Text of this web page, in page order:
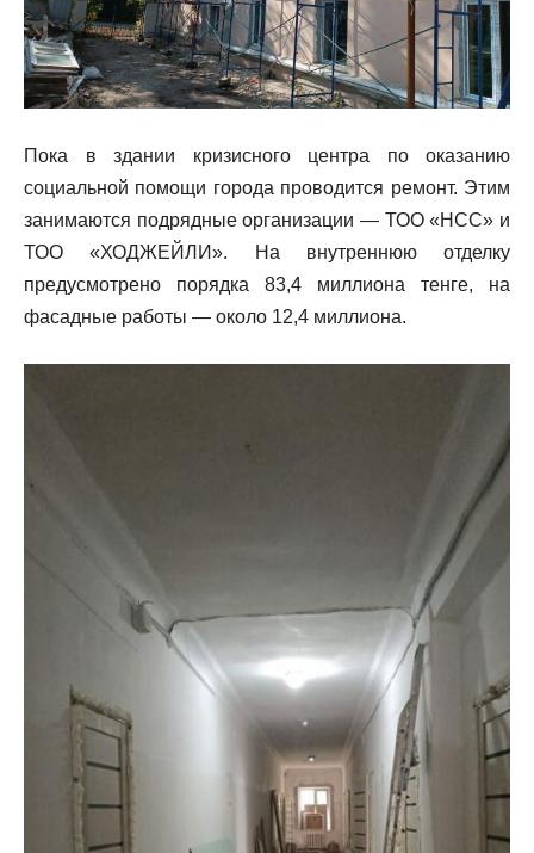
Пока в здании кризисного центра по оказанию
социальной помощи города проводится ремонт. Этим
занимаются подрядные организации — ТОО «НСС» и
ТОО «ХОДЖЕЙЛИ». На внутреннюю отделку
предусмотрено порядка 83,4 миллиона тенге, на
фасадные работы — около 12,4 миллиона.